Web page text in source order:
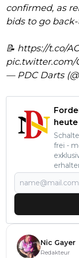
confirmed, as
bids to go
📝 https://t.co/
pic.twitter.com/
— PDC Darts
heute
frei -
Nic Gayer
Redakteur